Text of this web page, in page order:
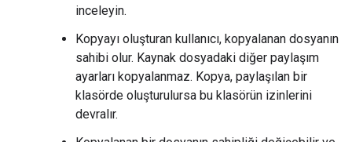
inceleyin.
Kopyayı oluşturan kullanıcı, kopyalanan dosyanın
sahibi olur. Kaynak dosyadaki diğer paylaşım
ayarları kopyalanmaz. Kopya, paylaşılan bir
klasörde oluşturulursa bu klasörün izinlerini
devralır.